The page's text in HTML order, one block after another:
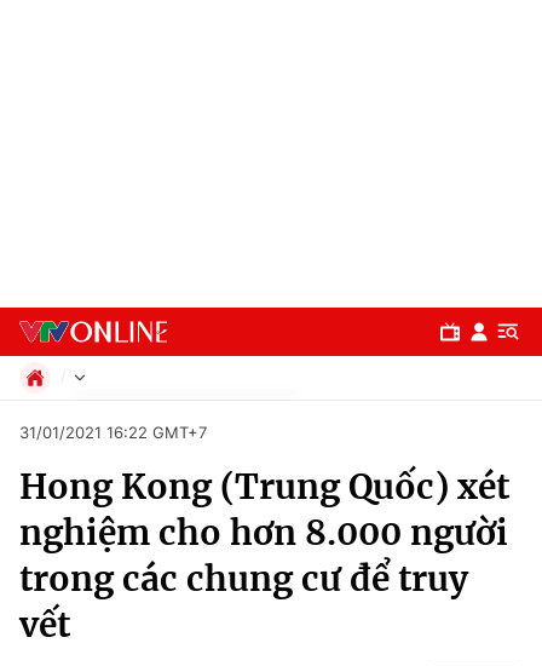
Chuyên mục
Chính trị
Xã hội
Xã hội
Pháp luật
Kinh tế
Thể thao
Truyền hình
Văn hóa - Giải trí
31/01/2021 16:22 GMT+7
Hong Kong (Trung Quốc) xét
nghiệm cho hơn 8.000 người
trong các chung cư để truy
vết